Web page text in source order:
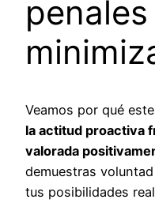
Veamos por qué
la actitud proactiva
valorada
demuestras
tus posibilidades